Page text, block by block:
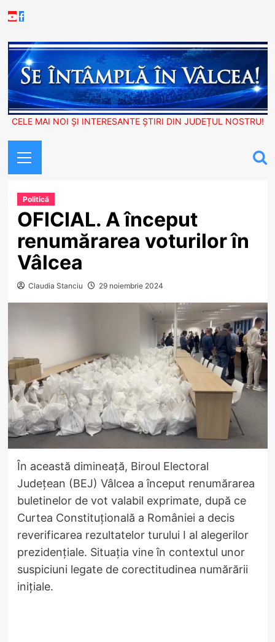
to
Youtube
Facebook
CELE MAI NOI ȘI INTERESANTE ȘTIRI DIN JUDEȚUL NOSTRU!
Menu
Politică
OFICIAL. A început
renumărarea voturilor în
Vâlcea
Claudia Stanciu 29 noiembrie 2024
În această dimineață, Biroul Electoral
Județean (BEJ) Vâlcea a început renumărarea
buletinelor de vot valabil exprimate, după ce
Curtea Constituțională a României a decis
reverificarea rezultatelor turului I al alegerilor
prezidențiale. Situația vine în contextul unor
suspiciuni legate de corectitudinea numărării
inițiale.